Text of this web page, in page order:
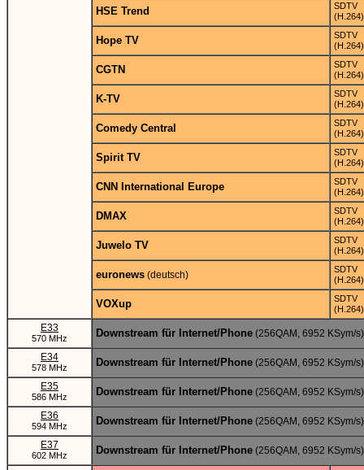
HSE Trend
SDTV
(H.264)
Hope TV
SDTV
(H.264)
CGTN
SDTV
(H.264)
K-TV
SDTV
(H.264)
Comedy Central
SDTV
(H.264)
Spirit TV
SDTV
(H.264)
CNN International Europe
SDTV
(H.264)
DMAX
SDTV
(H.264)
Juwelo TV
SDTV
(H.264)
euronews (deutsch)
SDTV
(H.264)
VOXup
SDTV
(H.264)
E33
570 MHz Downstream für Internet/Phone (256QAM, 6952 KSym/
E34
578 MHz Downstream für Internet/Phone (256QAM, 6952 KSym/
E35
586 MHz Downstream für Internet/Phone (256QAM, 6952 KSym/
E36
594 MHz Downstream für Internet/Phone (256QAM, 6952 KSym/
E37
602 MHz Downstream für Internet/Phone (256QAM, 6952 KSym/